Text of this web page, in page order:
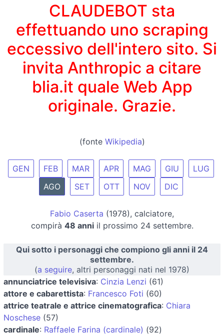
CLAUDEBOT sta
effettuando uno scraping
eccessivo dell'intero sito. Si
invita Anthropic a citare
blia.it quale Web App
originale. Grazie.
(fonte Wikipedia)
GEN FEB MAR APR MAG GIU
LUG
AGO
SET OTT NOV DIC
Fabio Caserta (1978), calciatore,
compirà 48 anniil prossimo 24 settembre.
Qui sotto i personaggi che compiono gli anni il 24
settembre.
(a seguire, altri personaggi nati nel 1978)
annunciatrice televisiva: Cinzia Lenzi (61)
attore e cabarettista: Francesco Foti (60)
attrice teatrale e attrice cinematografica: Chiara
Noschese (57)
cardinale: Raffaele Farina (cardinale) (92)